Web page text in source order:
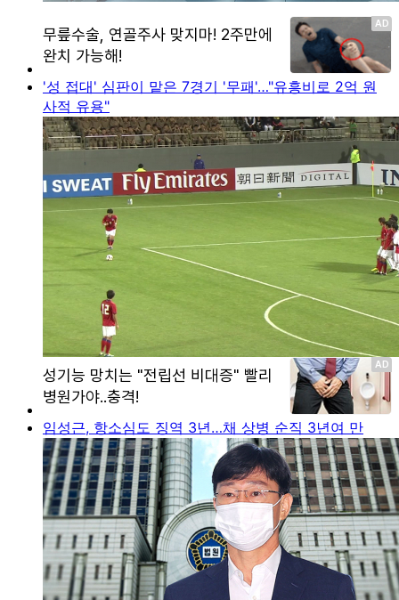
'성 접대' 심판이 맡은 7경기 '무패'…"유흥비로 2억 원
사적 유용"
임성근, 항소심도 징역 3년…채 상병 순직 3년여 만